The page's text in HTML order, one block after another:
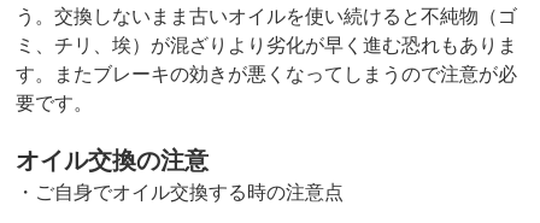
う。交換しないまま古いオイルを使い続けると不純物（ゴ
ミ、チリ、埃）が混ざりより劣化が早く進む恐れもありま
す。またブレーキの効きが悪くなってしまうので注意が必
要です。
オイル交換の注意
・ご自身でオイル交換する時の注意点